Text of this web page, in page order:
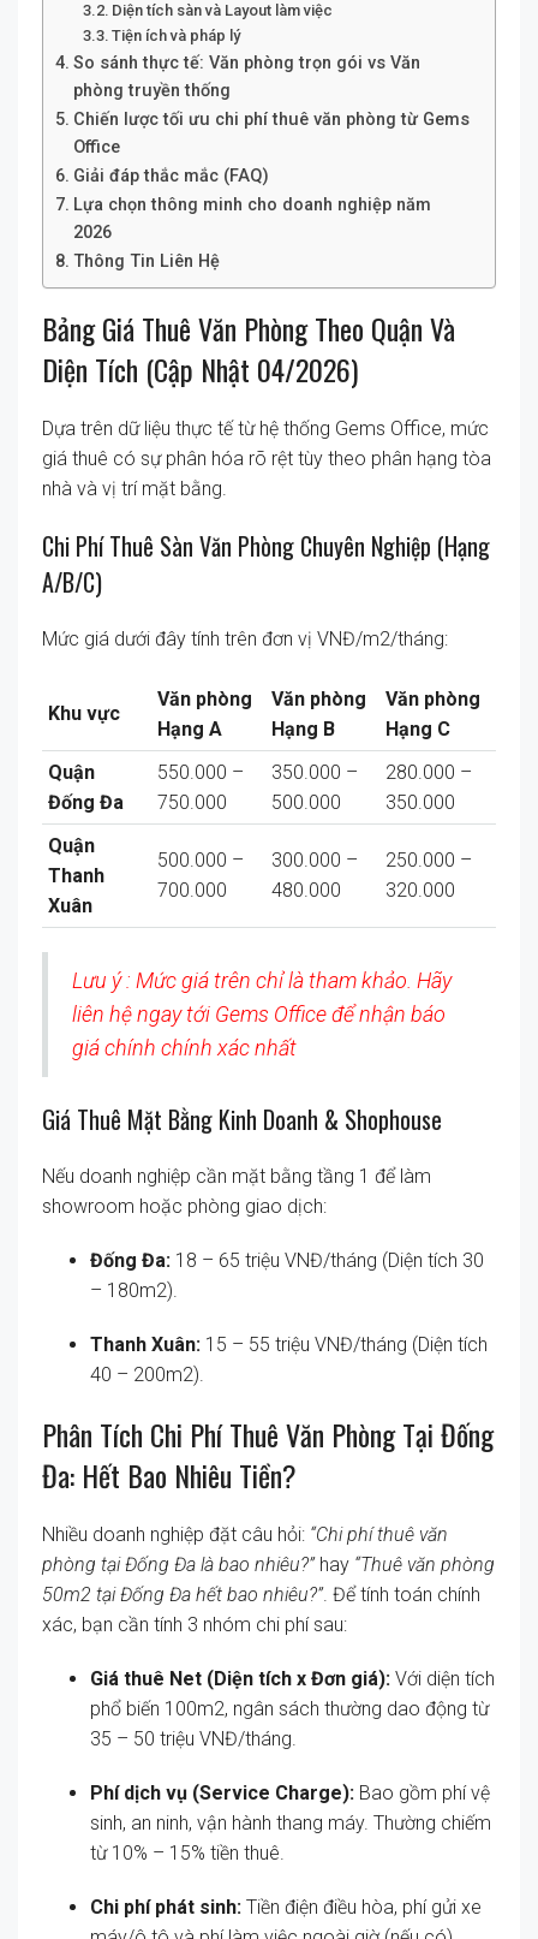
Diện tích sàn và Layout làm việc
Tiện ích và pháp lý
So sánh thực tế: Văn phòng trọn gói vs Văn
phòng truyền thống
Chiến lược tối ưu chi phí thuê văn phòng từ Gems
Office
Giải đáp thắc mắc (FAQ)
Lựa chọn thông minh cho doanh nghiệp năm
2026
Thông Tin Liên Hệ
Bảng Giá Thuê Văn Phòng Theo Quận Và
Diện Tích (Cập Nhật 04/2026)
Dựa trên dữ liệu thực tế từ hệ thống Gems Office, mức
giá thuê có sự phân hóa rõ rệt tùy theo phân hạng tòa
nhà và vị trí mặt bằng.
Chi Phí Thuê Sàn Văn Phòng Chuyên Nghiệp (Hạng
A/B/C)
Mức giá dưới đây tính trên đơn vị VNĐ/m2/tháng:
Khu vực
Văn phòng
Hạng A
Văn phòng
Hạng B
Văn phòng
Hạng C
Quận
Đống Đa
550.000 –
750.000
350.000 –
500.000
280.000 –
350.000
Quận
Thanh
Xuân
500.000 –
700.000
300.000 –
480.000
250.000 –
320.000
Lưu ý : Mức giá trên chỉ là tham khảo. Hãy
liên hệ ngay tới Gems Office để nhận báo
giá chính chính xác nhất
Giá Thuê Mặt Bằng Kinh Doanh & Shophouse
Nếu doanh nghiệp cần mặt bằng tầng 1 để làm
showroom hoặc phòng giao dịch:
Đống Đa: 18 – 65 triệu VNĐ/tháng (Diện tích 30
– 180m2).
Thanh Xuân: 15 – 55 triệu VNĐ/tháng (Diện tích
40 – 200m2).
Phân Tích Chi Phí Thuê Văn Phòng Tại Đống
Đa: Hết Bao Nhiêu Tiền?
Nhiều doanh nghiệp đặt câu hỏi: “Chi phí thuê văn
phòng tại Đống Đa là bao nhiêu?”hay “Thuê văn phòng
50m2 tại Đống Đa hết bao nhiêu?”. Để tính toán chính
xác, bạn cần tính 3 nhóm chi phí sau:
Giá thuê Net (Diện tích x Đơn giá): Với diện tích
phổ biến 100m2, ngân sách thường dao động từ
35 – 50 triệu VNĐ/tháng.
Phí dịch vụ (Service Charge): Bao gồm phí vệ
sinh, an ninh, vận hành thang máy. Thường chiếm
từ 10% – 15% tiền thuê.
Chi phí phát sinh: Tiền điện điều hòa, phí gửi xe